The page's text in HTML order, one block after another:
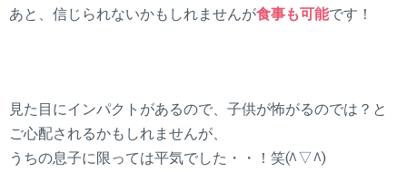
あと、信じられないかもしれませんが食事も可能です！
見た目にインパクトがあるので、子供が怖がるのでは？と
ご心配されるかもしれませんが、
うちの息子に限っては平気でした・・！笑(^▽^)